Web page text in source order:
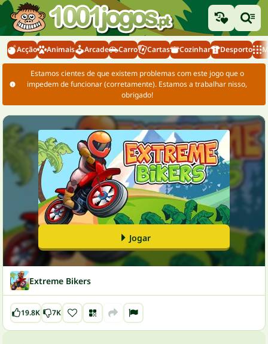
Acção Animais Arcade Carro Cartas Cozinhar Desporto
Estamos cientes de que existem problemas com este jogo que o
impedem de funcionar (corretamente). Estamos a trabalhar nisso,
obrigado!
Jogar
Extreme Bikers
19.8K 7K